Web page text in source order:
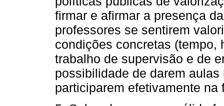
firmar e afirmar a presença
professores se sentirem
condições concretas (tempo,
trabalho de supervisão e de
possibilidade de darem
participarem efetivamente